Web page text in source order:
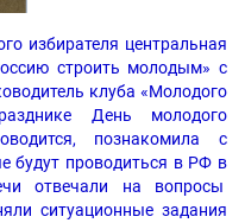
избирателя центральная
строить молодым» с
клуба «Молодого
День молодого
познакомила с
будут проводиться в РФ в
отвечали на вопросы
ситуационные задания